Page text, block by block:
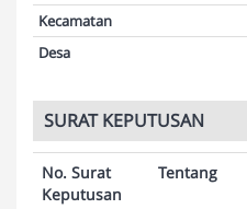
Kecamatan
Desa
SURAT KEPUTUSAN
No. Surat
Keputusan
Tentang